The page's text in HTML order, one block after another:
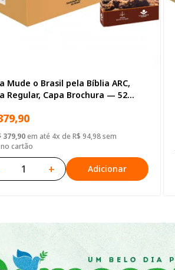
Mude o Brasil pela Bíblia ARC,
Regular, Capa Brochura — 52
379,90em até 4x de R$ 94,98 sem
cartão
+ Adicionar